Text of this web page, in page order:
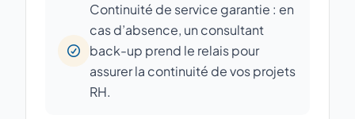
Continuité de service garantie : en
cas d’absence, un consultant
back-up prend le relais pour
assurer la continuité de vos projets
RH.